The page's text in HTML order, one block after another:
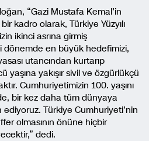
“Gazi Mustafa Kemal’in
kadro olarak, Türkiye Yüzyılı
ikinci asrına girmiş
dönemde en büyük hedefimizi,
utancından kurtarıp
yaşına yakışır sivil ve özgürlükçü
Cumhuriyetimizin 100. yaşını
bir kez daha tüm dünyaya
Türkiye Cumhuriyeti’nin
olmasının önüne hiçbir
dedi.